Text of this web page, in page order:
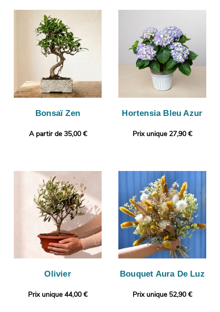
Bonsaï Zen
A partir de 35,00 €
Hortensia Bleu Azur
Prix unique 27,90 €
Olivier
Prix unique 44,00 €
Bouquet Aura De Luz
Prix unique 52,90 €